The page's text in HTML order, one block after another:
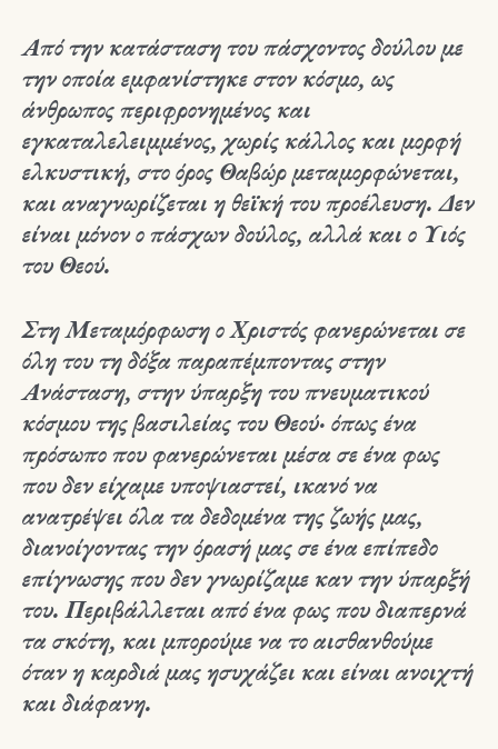
Από την κατάσταση του πάσχοντος δούλου με
την οποία εμφανίστηκε στον κόσμο, ως
άνθρωπος περιφρονημένος και
εγκαταλελειμμένος, χωρίς κάλλος και μορφή
ελκυστική, στο όρος Θαβώρ μεταμορφώνεται,
και αναγνωρίζεται η θεϊκή του προέλευση. Δεν
είναι μόνον ο πάσχων δούλος, αλλά και ο Υιός
του Θεού.
Στη Μεταμόρφωση ο Χριστός φανερώνεται σε
όλη του τη δόξα παραπέμποντας στην
Ανάσταση, στην ύπαρξη του πνευματικού
κόσμου της βασιλείας του Θεού· όπως ένα
πρόσωπο που φανερώνεται μέσα σε ένα φως
που δεν είχαμε υποψιαστεί, ικανό να
ανατρέψει όλα τα δεδομένα της ζωής μας,
διανοίγοντας την όρασή μας σε ένα επίπεδο
επίγνωσης που δεν γνωρίζαμε καν την ύπαρξή
του. Περιβάλλεται από ένα φως που διαπερνά
τα σκότη, και μπορούμε να το αισθανθούμε
όταν η καρδιά μας ησυχάζει και είναι ανοιχτή
και διάφανη.